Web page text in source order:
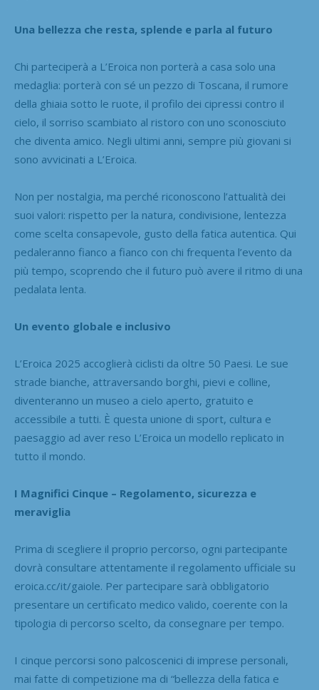
Una bellezza che resta, splende e parla al futuro
Chi parteciperà a L’Eroica non porterà a casa solo una
medaglia: porterà con sé un pezzo di Toscana, il rumore
della ghiaia sotto le ruote, il profilo dei cipressi contro il
cielo, il sorriso scambiato al ristoro con uno sconosciuto
che diventa amico. Negli ultimi anni, sempre più giovani si
sono avvicinati a L’Eroica.
Non per nostalgia, ma perché riconoscono l’attualità dei
suoi valori: rispetto per la natura, condivisione, lentezza
come scelta consapevole, gusto della fatica autentica. Qui
pedaleranno fianco a fianco con chi frequenta l’evento da
più tempo, scoprendo che il futuro può avere il ritmo di una
pedalata lenta.
Un evento globale e inclusivo
L’Eroica 2025 accoglierà ciclisti da oltre 50 Paesi. Le sue
strade bianche, attraversando borghi, pievi e colline,
diventeranno un museo a cielo aperto, gratuito e
accessibile a tutti. È questa unione di sport, cultura e
paesaggio ad aver reso L’Eroica un modello replicato in
tutto il mondo.
I Magnifici Cinque – Regolamento, sicurezza e
meraviglia
Prima di scegliere il proprio percorso, ogni partecipante
dovrà consultare attentamente il regolamento ufficiale su
eroica.cc/it/gaiole. Per partecipare sarà obbligatorio
presentare un certificato medico valido, coerente con la
tipologia di percorso scelto, da consegnare per tempo.
I cinque percorsi sono palcoscenici di imprese personali,
mai fatte di competizione ma di “bellezza della fatica e